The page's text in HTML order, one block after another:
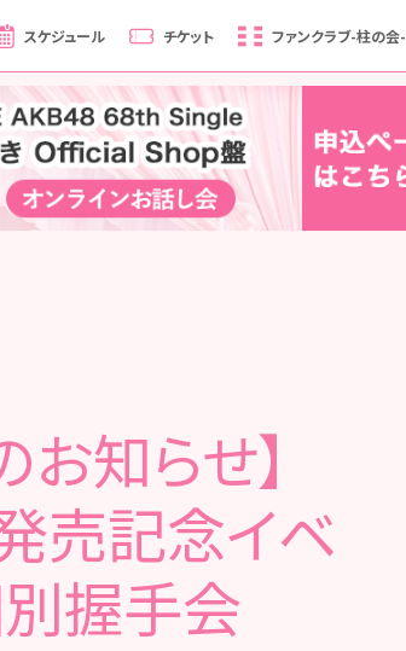
スケジュール チケット ファンクラブ-柱の会-
お知らせ】
売記念イベ
握手会